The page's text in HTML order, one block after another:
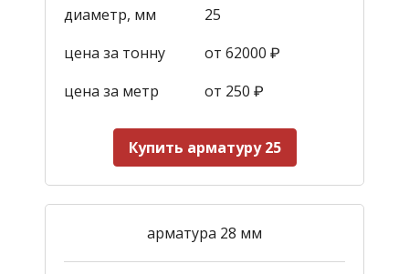
диаметр, мм
25
цена за тонну
от 62000 ₽
цена за метр
от 250 ₽
Купить арматуру 25
арматура 28 мм